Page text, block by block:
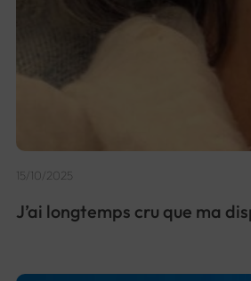
15/10/2025
J’ai longtemps cru que ma